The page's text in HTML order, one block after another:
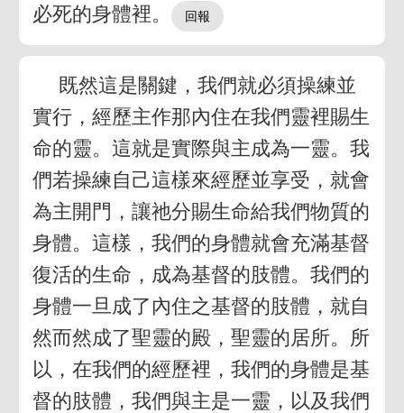
必死的身體裡。
既然這是關鍵，我們就必須操練並
實行，經歷主作那內住在我們靈裡賜生
命的靈。這就是實際與主成為一靈。我
們若操練自己這樣來經歷並享受，就會
為主開門，讓祂分賜生命給我們物質的
身體。這樣，我們的身體就會充滿基督
復活的生命，成為基督的肢體。我們的
身體一旦成了內住之基督的肢體，就自
然而然成了聖靈的殿，聖靈的居所。所
以，在我們的經歷裡，我們的身體是基
督的肢體，我們與主是一靈，以及我們